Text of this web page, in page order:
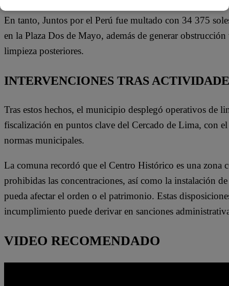
En tanto, Juntos por el Perú fue multado con 34 375
en la Plaza Dos de Mayo, además de generar
limpieza posteriores.
INTERVENCIONES TRAS
Tras estos hechos, el municipio desplegó operativos de
fiscalización en puntos clave del Cercado de Lima, con
normas municipales.
La comuna recordó que el Centro Histórico es una zona
prohibidas las concentraciones, así como la instalación
pueda afectar el orden o el patrimonio. Estas
incumplimiento puede derivar en sanciones
VIDEO RECOMENDADO